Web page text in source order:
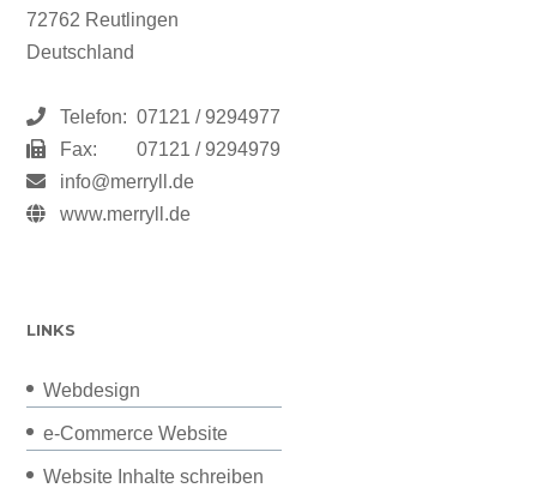
72762 Reutlingen
Deutschland
Telefon: 07121 / 9294977
Fax:
07121 / 9294979
info@merryll.de
www.merryll.de
LINKS
Webdesign
e-Commerce Website
Website Inhalte schreiben